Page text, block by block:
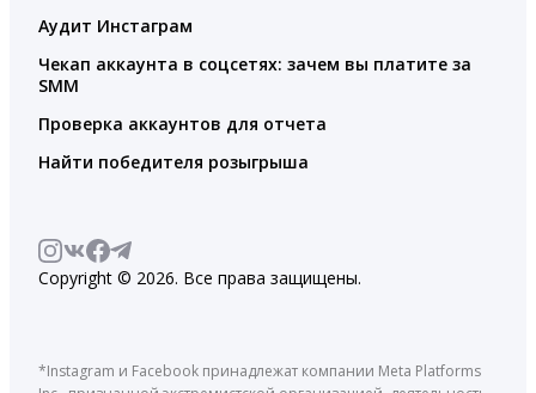
Аудит Инстаграм
Чекап аккаунта в соцсетях: зачем вы платите за
SMM
Проверка аккаунтов для отчета
Найти победителя розыгрыша
Copyright © 2026. Все права защищены.
*Instagram и Facebook принадлежат компании Meta Platforms